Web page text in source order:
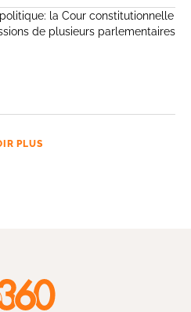
la Cour constitutionnelle
de plusieurs parlementaires
PLUS